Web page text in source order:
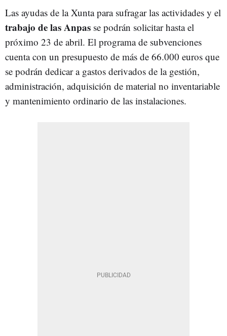
Las ayudas de la Xunta para sufragar las actividades y el
trabajo de las Anpas se podrán solicitar hasta el
próximo 23 de abril. El programa de subvenciones
cuenta con un presupuesto de más de 66.000 euros que
se podrán dedicar a gastos derivados de la gestión,
administración, adquisición de material no inventariable
y mantenimiento ordinario de las instalaciones.